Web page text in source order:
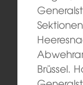
Brüssel.